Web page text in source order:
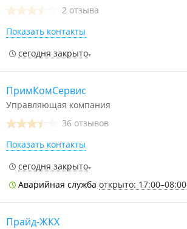
2 отзыва
Показать контакты
сегодня закрыто
ПримКомСервис
Управляющая компания
36 отзывов
Показать контакты
сегодня закрыто
Аварийная служба открыто: 17:00–08:00
Прайд-ЖКХ